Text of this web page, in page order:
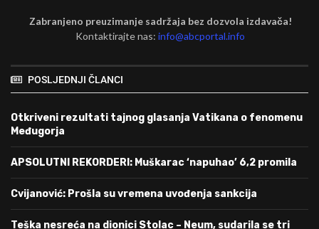
Zabranjeno preuzimanje sadržaja bez dozvola izdavača!
Kontaktirajte nas:info@abcportal.info
POSLJEDNJI ČLANCI
Otkriveni rezultati tajnog glasanja Vatikana o fenomenu
Međugorja
APSOLUTNI REKORDERI: Muškarac ‘napuhao’ 6,2 promila
Cvijanović: Prošla su vremena uvođenja sankcija
Teška nesreća na dionici Stolac – Neum, sudarila se tri